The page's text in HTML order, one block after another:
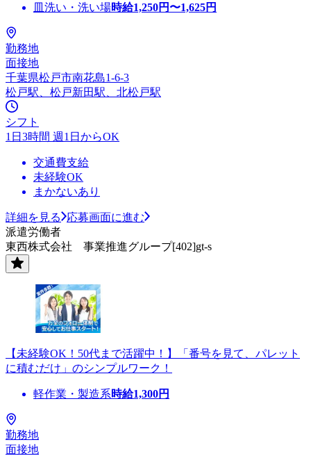
皿洗い・洗い場時給1,250円〜1,625円
勤務地
面接地
千葉県松戸市南花島1-6-3
松戸駅、松戸新田駅、北松戸駅
シフト
1日3時間 週1日からOK
交通費支給
未経験OK
まかないあり
詳細を見る
応募画面に進む
派遣労働者
東西株式会社 事業推進グループ[402]gt-s
【未経験OK！50代まで活躍中！】「番号を見て、パレット
に積むだけ」のシンプルワーク！
軽作業・製造系時給1,300円
勤務地
面接地